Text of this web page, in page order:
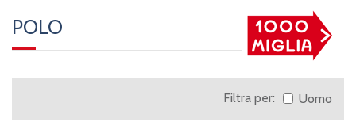
POLO
Filtra per: Uomo